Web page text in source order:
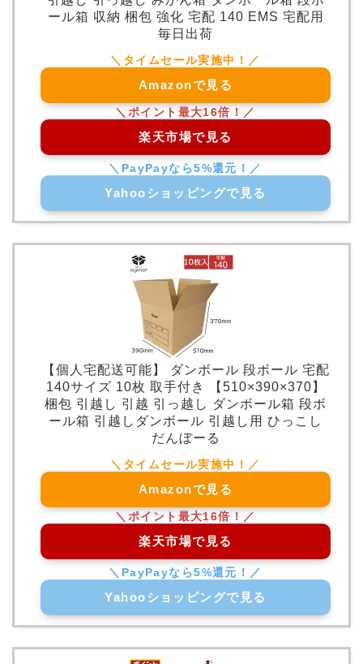
ール箱 収納 梱包 強化 宅配 140 EMS 宅配用
毎日出荷
Amazonで見る
楽天市場で見る
Yahooショッピングで見る
【個人宅配送可能】 ダンボール 段ボール 宅配
140サイズ 10枚 取手付き 【510×390×370】
梱包 引越し 引越 引っ越し ダンボール箱 段ボ
ール箱 引越しダンボール 引越し用 ひっこし
だんぼーる
Amazonで見る
楽天市場で見る
Yahooショッピングで見る